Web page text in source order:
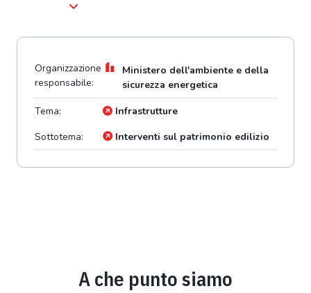
Organizzazione
responsabile:
Ministero dell'ambiente e della
sicurezza energetica
Tema:
Infrastrutture
Sottotema:
Interventi sul patrimonio edilizio
A che punto siamo